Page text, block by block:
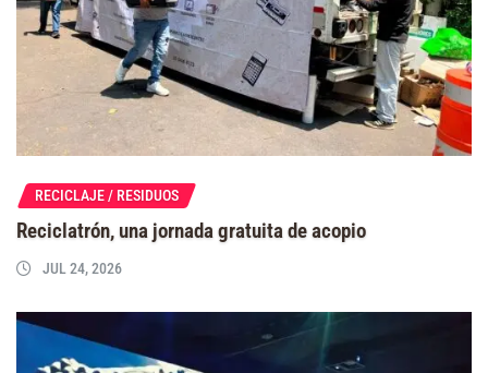
RECICLAJE / RESIDUOS
Reciclatrón, una jornada gratuita de acopio
JUL 24, 2026